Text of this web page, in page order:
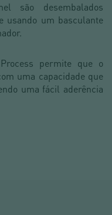
são desembalados
usando um basculante
permite que o
uma capacidade que
uma fácil aderência